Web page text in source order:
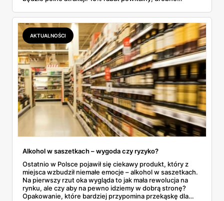
całych rodzin – to tylko niektóre z niespodzianek, jakie
przygotowano.
AKTUALNOŚCI
Alkohol w saszetkach – wygoda czy ryzyko?
Ostatnio w Polsce pojawił się ciekawy produkt, który z
miejsca wzbudził niemałe emocje – alkohol w saszetkach.
Na pierwszy rzut oka wygląda to jak mała rewolucja na
rynku, ale czy aby na pewno idziemy w dobrą stronę?
Opakowanie, które bardziej przypomina przekąskę dla